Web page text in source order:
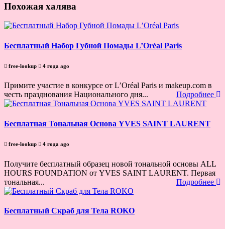
Похожая халява
Бесплатный Набор Губной Помады L’Oréal Paris
free-lookup 4 года ago
Примите участие в конкурсе от L’Oréal Paris и makeup.com в
честь празднования Национального дня...
Подробнее
Бесплатная Тональная Основа YVES SAINT LAURENT
free-lookup 4 года ago
Получите бесплатный образец новой тональной основы ALL
HOURS FOUNDATION от YVES SAINT LAURENT. Первая
тональная...
Подробнее
Бесплатный Скраб для Тела ROKO